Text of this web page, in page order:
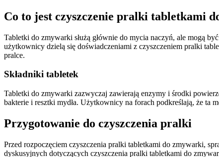
Co to jest czyszczenie pralki tabletkami
Tabletki do zmywarki służą głównie do mycia naczyń, ale mogą
użytkownicy dzielą się doświadczeniami z czyszczeniem pralki
pralce.
Składniki tabletek
Tabletki do zmywarki zazwyczaj zawierają enzymy i środki
bakterie i resztki mydła. Użytkownicy na forach podkreślają, że ta
Przygotowanie do czyszczenia pralki
Przed rozpoczęciem czyszczenia pralki tabletkami do zmywarki,
dyskusyjnych dotyczących czyszczenia pralki tabletkami do